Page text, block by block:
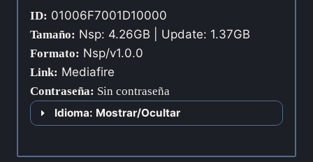
ID: 01006F7001D10000
Tamaño: Nsp: 4.26GB | Update: 1.37GB
Formato: Nsp/v1.0.0
Link: Mediafire
Contraseña: Sin contraseña
Idioma: Mostrar/Ocultar